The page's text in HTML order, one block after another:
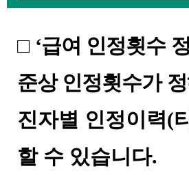
□ ‘급여 인정횟수
준상 인정횟수가
진자별 인정이력(
할 수 있습니다.